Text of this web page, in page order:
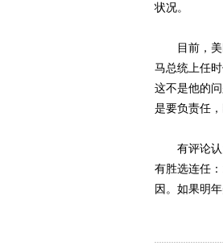
状况。
目前，美国
马总统上任
这不是他的
是要负责任
有评论认为
有胜选连任
因。如果明